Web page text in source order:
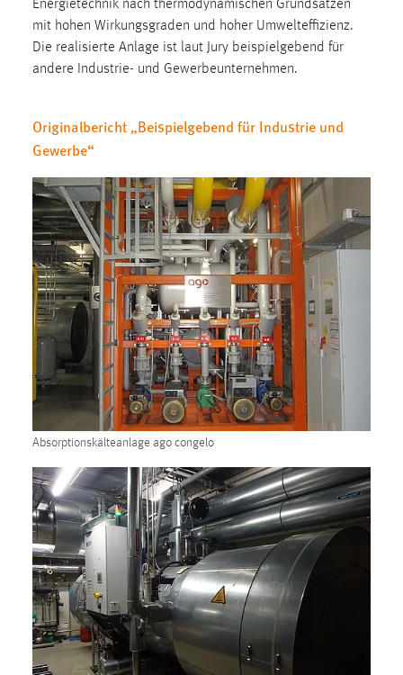
Energietechnik nach thermodynamischen Grundsätzen
mit hohen Wirkungsgraden und hoher Umwelteffizienz.
Die realisierte Anlage ist laut Jury beispielgebend für
andere Industrie- und Gewerbeunternehmen.
Originalbericht „Beispielgebend für Industrie und
Gewerbe“
Absorptionskälteanlage ago congelo
Zweck:
Wird benötigt um die Chatfunktion nutzen zu können.
5e9dbeb1811c0446 = Sitzungslaufzeit, mibew_locale = 3
Jahre, MIBEW_UserID = 1 Jahr
Login
Name:
fe_user, be_user, be_lastLoginProvider
Zweck:
Dieser Cookie ist notwendig um sich an der Website
einloggen zu können.
Cookie Laufzeit:
24 Stunden
STATISTIK
Statistik Cookies erfassen Informationen anonym.
Diese Informationen helfen uns zu verstehen, wie
unsere Besucher unsere Website nutzen.
Matomo
Name:
_pk_ref, _pk_cvar, _pk_id, _pk_ses
Zweck: